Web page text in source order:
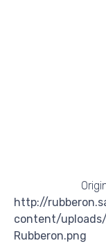
http://
content/
Rubberon.png